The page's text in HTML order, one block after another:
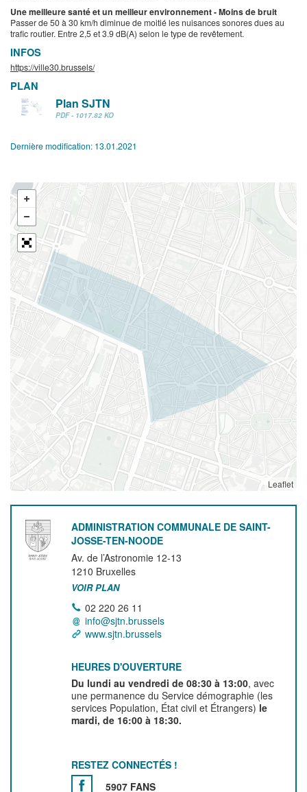
Une meilleure santé et un meilleur environnement - Moins de bruit
Passer de 50 à 30 km/h diminue de moitié les nuisances sonores dues au
trafic routier. Entre 2,5 et 3.9 dB(A) selon le type de revêtement.
INFOS
https://ville30.brussels/
PLAN
Plan SJTN
PDF - 1017.82 KO
Dernière modification: 13.01.2021
Leaflet
ADMINISTRATION COMMUNALE DE SAINT-
JOSSE-TEN-NOODE
Av. de l’Astronomie 12-13
1210 Bruxelles
VOIR PLAN
02 220 26 11
info@sjtn.brussels
www.sjtn.brussels
HEURES D'OUVERTURE
Du lundi au vendredi de 08:30 à 13:00, avec
une permanence du Service démographie (les
services Population, État civil et Étrangers) le
mardi, de 16:00 à 18:30.
RESTEZ CONNECTÉS !
5907 FANS